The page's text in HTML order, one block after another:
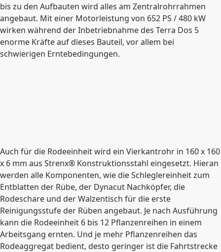
bis zu den Aufbauten wird alles am Zentralrohrrahmen
angebaut. Mit einer Motorleistung von 652 PS / 480 kW
wirken während der Inbetriebnahme des Terra Dos 5
enorme Kräfte auf dieses Bauteil, vor allem bei
schwierigen Erntebedingungen.
Auch für die Rodeeinheit wird ein Vierkantrohr in 160 x 160
x 6 mm aus Strenx® Konstruktionsstahl eingesetzt. Hieran
werden alle Komponenten, wie die Schleglereinheit zum
Entblatten der Rübe, der Dynacut Nachköpfer, die
Rodeschare und der Walzentisch für die erste
Reinigungsstufe der Rüben angebaut. Je nach Ausführung
kann die Rodeeinheit 6 bis 12 Pflanzenreihen in einem
Arbeitsgang ernten. Und je mehr Pflanzenreihen das
Rodeaggregat bedient, desto geringer ist die Fahrtstrecke